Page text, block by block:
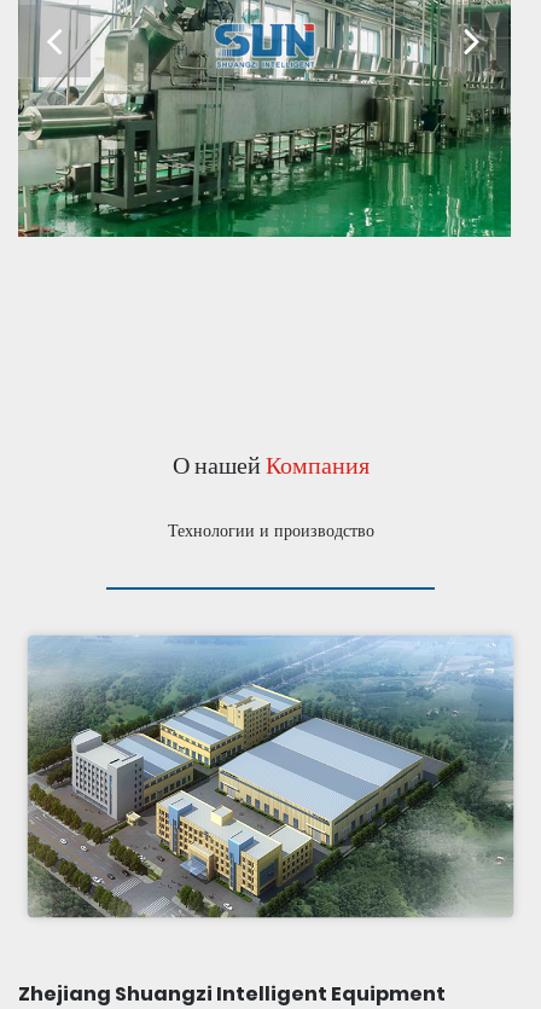
О нашейКомпания
Технологии и производство
Zhejiang Shuangzi Intelligent Equipment